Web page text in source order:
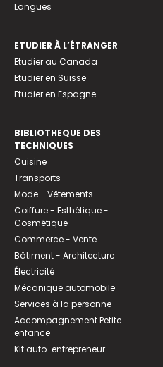
Langues
ETUDIER À L’ÉTRANGER
Etudier au Canada
Etudier en Suisse
Etudier en Espagne
BIBLIOTHEQUE DES
TECHNIQUES
Cuisine
Transports
Mode - Vêtements
Coiffure - Esthétique -
Cosmétique
Commerce - Vente
Bâtiment - Architecture
Électricité
Mécanique automobile
Services à la personne
Accompagnement Petite
enfance
Kit auto-entrepreneur